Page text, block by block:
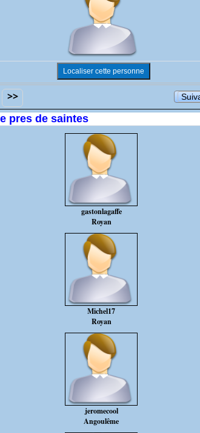
>>
pres de saintes
gastonlagaffe
Royan
Michel17
Royan
jeromecool
Angoulême